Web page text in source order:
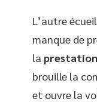
L’autre
manque de
la
brouille la
et ouvre la